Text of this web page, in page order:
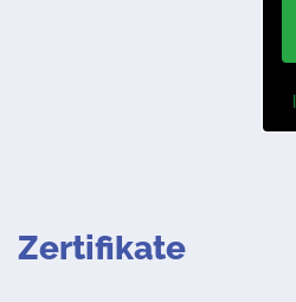
Zertifikate